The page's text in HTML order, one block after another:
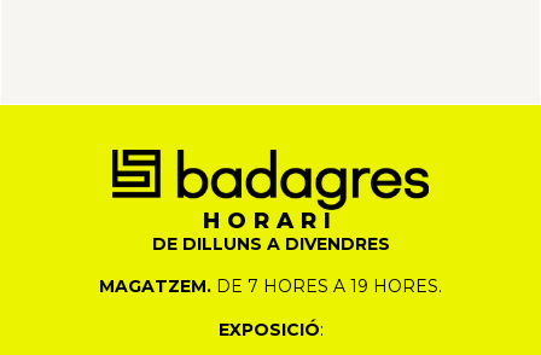
HORARI
DE DILLUNS A DIVENDRES
MAGATZEM. DE 7 HORES A 19 HORES.
EXPOSICIÓ: